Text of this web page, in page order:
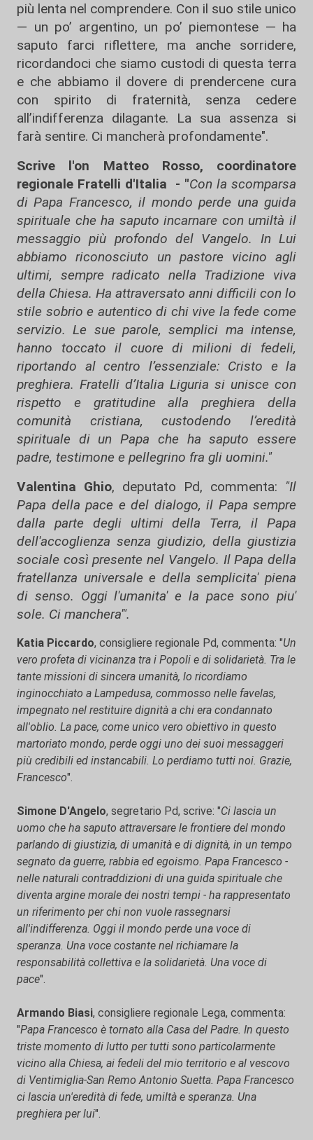
più lenta nel comprendere. Con il suo stile unico
— un po’ argentino, un po’ piemontese — ha
saputo farci riflettere, ma anche sorridere,
ricordandoci che siamo custodi di questa terra
e che abbiamo il dovere di prendercene cura
con spirito di fraternità, senza cedere
all’indifferenza dilagante. La sua assenza si
farà sentire. Ci mancherà profondamente".
Scrive l'on Matteo Rosso, coordinatore
regionale Fratelli d'Italia - "Con la scomparsa
di Papa Francesco, il mondo perde una guida
spirituale che ha saputo incarnare con umiltà il
messaggio più profondo del Vangelo. In Lui
abbiamo riconosciuto un pastore vicino agli
ultimi, sempre radicato nella Tradizione viva
della Chiesa. Ha attraversato anni difficili con lo
stile sobrio e autentico di chi vive la fede come
servizio. Le sue parole, semplici ma intense,
hanno toccato il cuore di milioni di fedeli,
riportando al centro l’essenziale: Cristo e la
preghiera. Fratelli d’Italia Liguria si unisce con
rispetto e gratitudine alla preghiera della
comunità cristiana, custodendo l’eredità
spirituale di un Papa che ha saputo essere
padre, testimone e pellegrino fra gli uomini."
Valentina Ghio, deputato Pd, commenta: "Il
Papa della pace e del dialogo, il Papa sempre
dalla parte degli ultimi della Terra, il Papa
dell'accoglienza senza giudizio, della giustizia
sociale così presente nel Vangelo. Il Papa della
fratellanza universale e della semplicita' piena
di senso. Oggi l'umanita' e la pace sono piu'
sole. Ci manchera'".
Katia Piccardo, consigliere regionale Pd, commenta: "Un
vero profeta di vicinanza tra i Popoli e di solidarietà. Tra le
tante missioni di sincera umanità, lo ricordiamo
inginocchiato a Lampedusa, commosso nelle favelas,
impegnato nel restituire dignità a chi era condannato
all'oblio. La pace, come unico vero obiettivo in questo
martoriato mondo, perde oggi uno dei suoi messaggeri
più credibili ed instancabili. Lo perdiamo tutti noi. Grazie,
Francesco".
Simone D'Angelo, segretario Pd, scrive: "Ci lascia un
uomo che ha saputo attraversare le frontiere del mondo
parlando di giustizia, di umanità e di dignità, in un tempo
segnato da guerre, rabbia ed egoismo. Papa Francesco -
nelle naturali contraddizioni di una guida spirituale che
diventa argine morale dei nostri tempi - ha rappresentato
un riferimento per chi non vuole rassegnarsi
all'indifferenza. Oggi il mondo perde una voce di
speranza. Una voce costante nel richiamare la
responsabilità collettiva e la solidarietà. Una voce di
pace".
Armando Biasi, consigliere regionale Lega, commenta:
"Papa Francesco è tornato alla Casa del Padre. In questo
triste momento di lutto per tutti sono particolarmente
vicino alla Chiesa, ai fedeli del mio territorio e al vescovo
di Ventimiglia-San Remo Antonio Suetta. Papa Francesco
ci lascia un'eredità di fede, umiltà e speranza. Una
preghiera per lui".